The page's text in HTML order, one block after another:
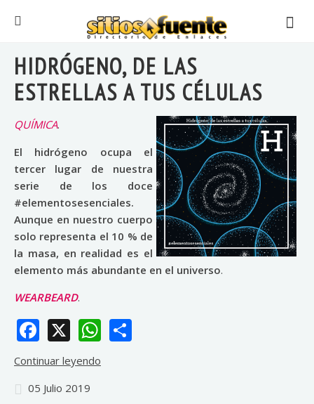
HIDRÓGENO, DE LAS
ESTRELLAS A TUS CÉLULAS
QUÍMICA.
El hidrógeno ocupa el
tercer lugar de nuestra
serie de los doce
#elementosesenciales.
Aunque en nuestro cuerpo
solo representa el 10 % de
la masa, en realidad es el
elemento más abundante en el universo.
WEARBEARD.
Facebook
X WhatsApp
Continuar leyendo
05 Julio 2019